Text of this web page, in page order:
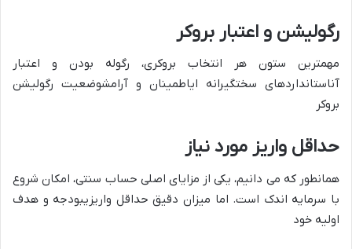
رگولیشن و اعتبار بروکر
مهمترین ستون هر انتخاب بروکری، رگوله بودن و اعتبار
آناستانداردهای سختگیرانه ایاطمینان و آرامشوضعیت رگولیشن
بروکر
حداقل واریز مورد نیاز
همانطور که می دانیم، یکی از مزایای اصلی حساب سنتی، امکان شروع
با سرمایه اندک است. اما میزان دقیق حداقل واریزیبودجه و هدف
اولیه خود